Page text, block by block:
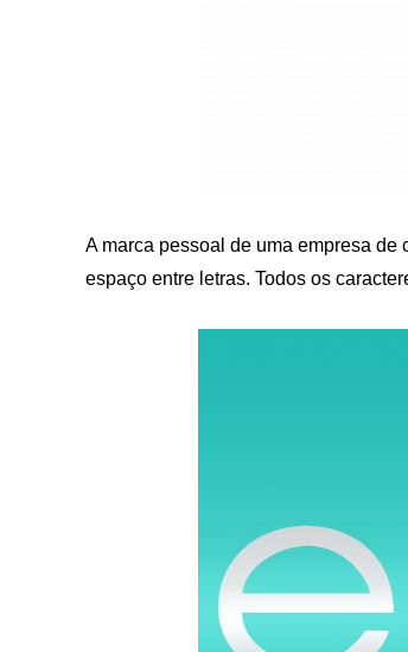
A marca pessoal de uma empresa de
espaço entre letras. Todos os